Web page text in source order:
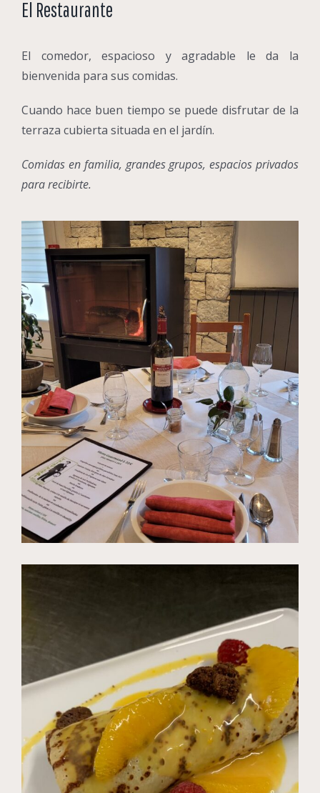
El Restaurante
El comedor, espacioso y agradable le da la
bienvenida para sus comidas.
Cuando hace buen tiempo se puede disfrutar de la
terraza cubierta situada en el jardín.
Comidas en familia, grandes grupos, espacios privados
para recibirte.